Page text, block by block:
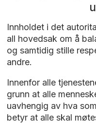
Innholdet i det
all hovedsak om å
og samtidig stille
andre.
Innenfor alle
grunn at alle
uavhengig av hva
betyr at alle skal